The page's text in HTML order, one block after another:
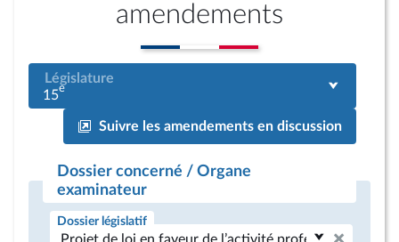
amendements
Législature
15e
Suivre les amendements en discussion
Dossier concerné / Organe
examinateur
Dossier législatif